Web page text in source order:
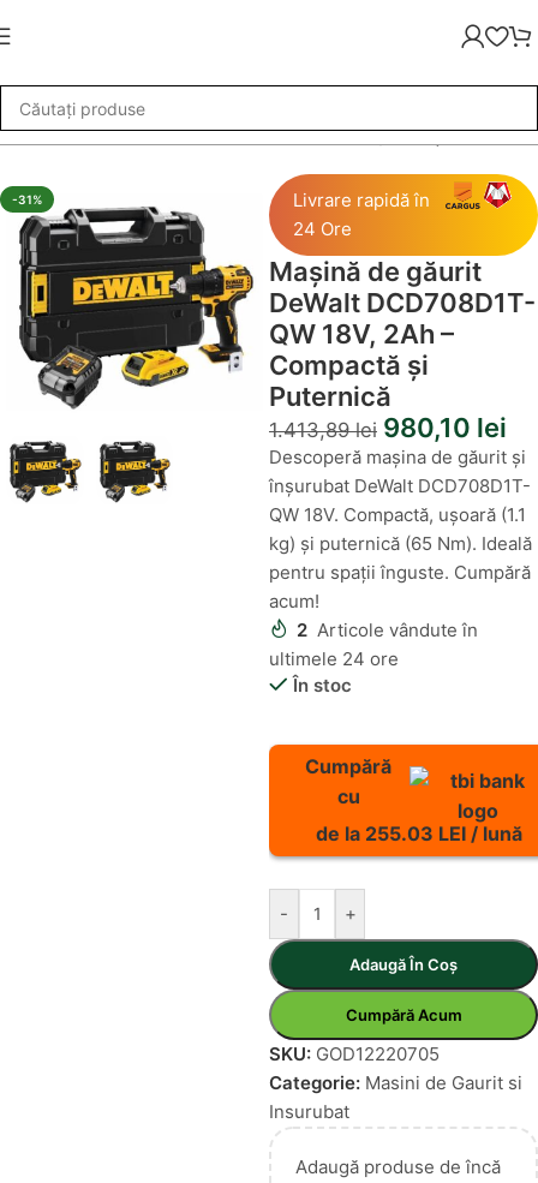
DeWalt DCD708D1T-QW 18V, 2Ah – Compactă și Puternică
-31%
Livrare rapidă în
24 Ore
Mașină de găurit
DeWalt DCD708D1T-
QW 18V, 2Ah –
Compactă și
Puternică
1.413,89lei 980,10 lei
Descoperă mașina de găurit și
înșurubat DeWalt DCD708D1T-
QW 18V. Compactă, ușoară (1.1
kg) și puternică (65 Nm). Ideală
pentru spații înguste. Cumpără
acum!
2 Articole vândute în
ultimele 24 ore
În stoc
Cumpără
cu
de la 255.03 LEI / lună
- +
Adaugă În Coș
Cumpără Acum
SKU: GOD12220705
Categorie: Masini de Gaurit si
Insurubat
Adaugă produse de încă